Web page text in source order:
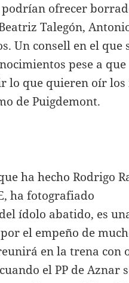
podrían ofrecer
Talegón,
Un consell en el que
pese a que
lo que quieren oír los
de Puigdemont.
ha hecho Rodrigo
ha fotografiado
ídolo abatido, es
el empeño de
en la trena con
el PP de Aznar